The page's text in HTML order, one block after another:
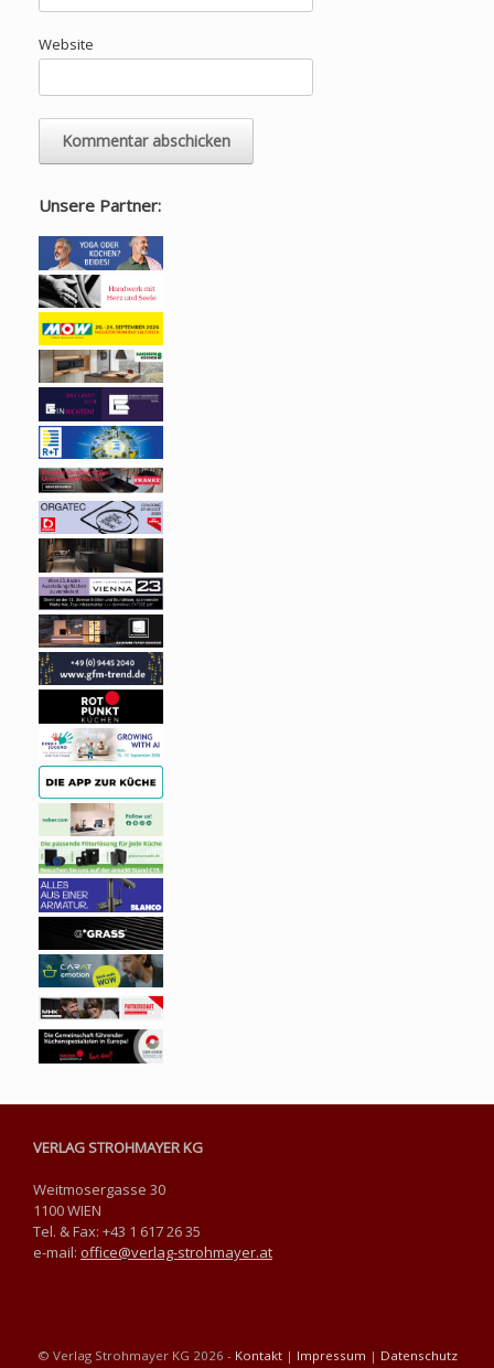
Website
Unsere Partner:
VERLAG STROHMAYER KG
Weitmosergasse 30
1100 WIEN
Tel. & Fax: +43 1 617 26 35
e-mail: office@verlag-strohmayer.at
© Verlag Strohmayer KG 2026 - Kontakt| Impressum | Datenschutz